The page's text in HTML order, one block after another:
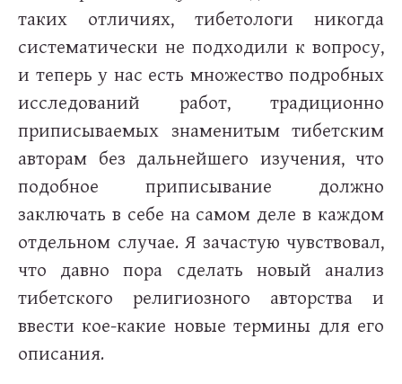
таких отличиях, тибетологи никогда
систематически не подходили к вопросу,
и теперь у нас есть множество подробных
исследований работ, традиционно
приписываемых знаменитым тибетским
авторам без дальнейшего изучения, что
подобное приписывание должно
заключать в себе на самом деле в каждом
отдельном случае. Я зачастую чувствовал,
что давно пора сделать новый анализ
тибетского религиозного авторства и
ввести кое-какие новые термины для его
описания.